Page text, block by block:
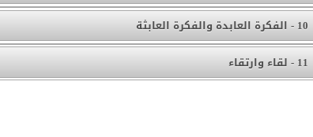
10 - الفكرة العابدة والفكرة العابثة
11 - لقاء وارتقاء